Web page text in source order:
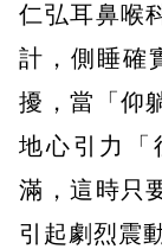
仁弘耳鼻喉
計，側睡確
擾，當「仰
地心引力「
滿，這時只
引起劇烈震